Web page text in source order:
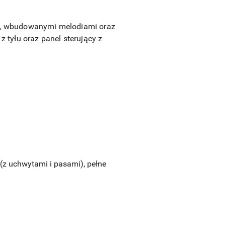
, wbudowanymi melodiami oraz
tyłu oraz panel sterujący z
uchwytami i pasami), pełne